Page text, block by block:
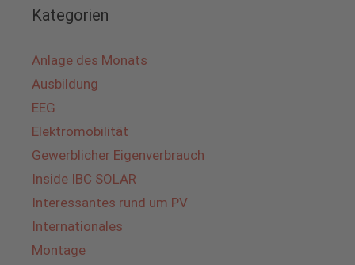
Kategorien
Anlage des Monats
Ausbildung
EEG
Elektromobilität
Gewerblicher Eigenverbrauch
Inside IBC SOLAR
Interessantes rund um PV
Internationales
Montage